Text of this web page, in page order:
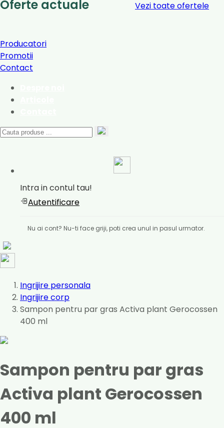
Oferte actuale Vezi toate ofertele
Producatori
Promotii
Contact
Intra in contul tau!
Autentificare
Nu ai cont? Nu-ti face griji, poti crea unul in pasul urmator.
Ingrijire personala
Ingrijire corp
Sampon pentru par gras Activa plant Gerocossen
400 ml
Sampon pentru par gras
Activa plant Gerocossen
400 ml